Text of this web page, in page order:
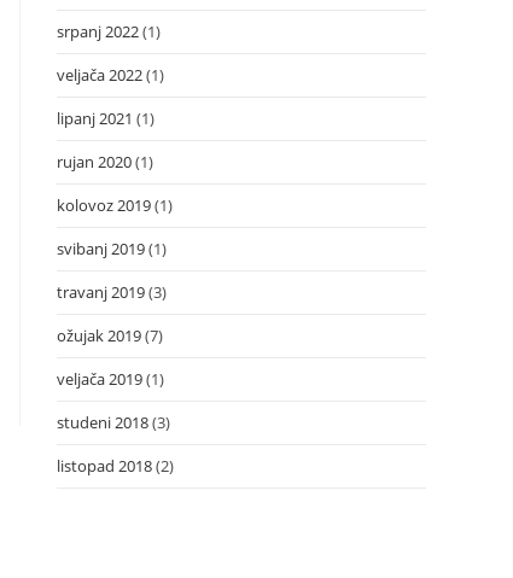
srpanj 2022(1)
veljača 2022(1)
lipanj 2021 (1)
rujan 2020(1)
kolovoz 2019(1)
svibanj 2019(1)
travanj 2019(3)
ožujak 2019(7)
veljača 2019(1)
studeni 2018(3)
listopad 2018(2)